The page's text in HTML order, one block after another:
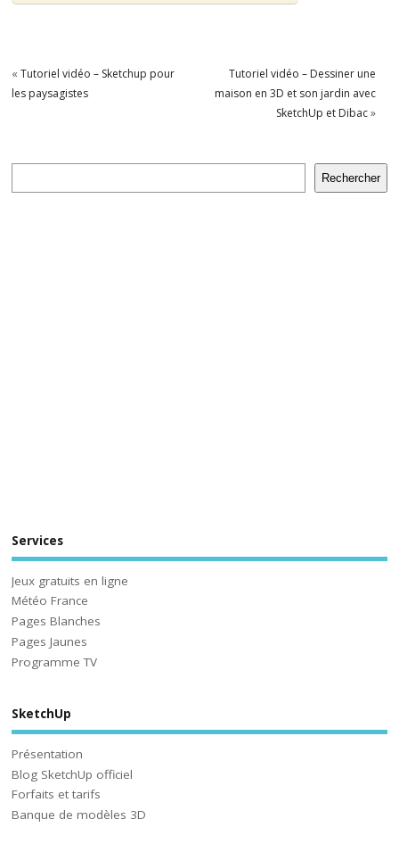
«Tutoriel vidéo – Sketchup pour
les paysagistes
Tutoriel vidéo – Dessiner une
maison en 3D et son jardin avec
SketchUp et Dibac»
Rechercher
Services
Jeux gratuits en ligne
Météo France
Pages Blanches
Pages Jaunes
Programme TV
SketchUp
Présentation
Blog SketchUp officiel
Forfaits et tarifs
Banque de modèles 3D